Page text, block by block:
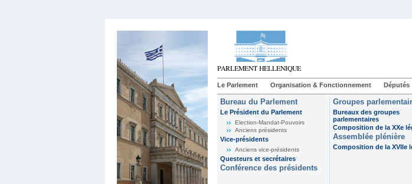
Le Parlement Organisation & Fonctionnement Députés
Bureau du Parlement
Le Président du Parlement
Election-Mandat-Pouvoirs
Anciens présidents
Vice-présidents
Anciens vice-présidents
Questeurs et secrétaires
Conférence des présidents
Groupes
Bureaux des groupes
parlementaires
Composition de la XXe
Assemblée plénière
Composition de la XVIIe